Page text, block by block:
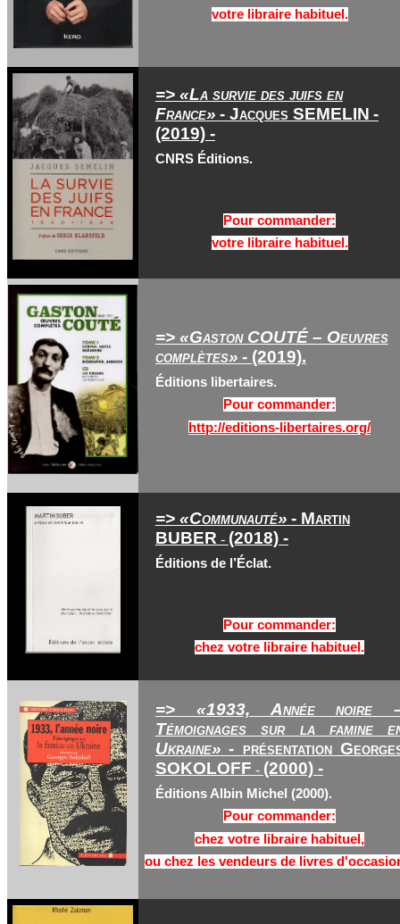
votre libraire habituel.
=> «La survie des juifs en
France» - Jacques SEMELIN -
(2019) -
CNRS Éditions.
Pour commander:
votre libraire habituel.
=> «Gaston COUTÉ – Oeuvres
complètes» - (2019).
Éditions libertaires.
Pour commander:
http://editions-libertaires.org/
=> «Communauté» - Martin
BUBER - (2018) -
Éditions de l’Éclat.
Pour commander:
chez votre libraire habituel.
=> «1933, Année noire
Témoignages sur la famine
Ukraine» - présentation
SOKOLOFF - (2000) -
Éditions Albin Michel (2000).
Pour commander:
chez votre libraire habituel,
ou chez les vendeurs de livres